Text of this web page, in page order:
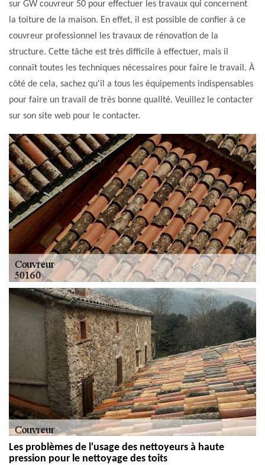
sur GW couvreur 50 pour effectuer les travaux qui concernent
la toiture de la maison. En effet, il est possible de confier à ce
couvreur professionnel les travaux de rénovation de la
structure. Cette tâche est très difficile à effectuer, mais il
connaît toutes les techniques nécessaires pour faire le travail. À
côté de cela, sachez qu'il a tous les équipements indispensables
pour faire un travail de très bonne qualité. Veuillez le contacter
sur son site web pour le contacter.
Les problèmes de l'usage des nettoyeurs à haute
pression pour le nettoyage des toits